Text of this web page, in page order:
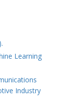
Learning
Industry